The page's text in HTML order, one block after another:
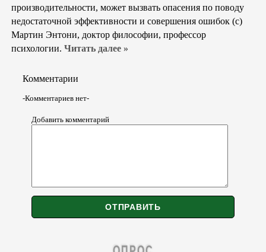
производительности, может вызвать опасения по поводу
недостаточной эффективности и совершения ошибок (с)
Мартин Энтони, доктор философии, профессор
психологии. Читать далее »
Комментарии
-Комментариев нет-
Добавить комментарий